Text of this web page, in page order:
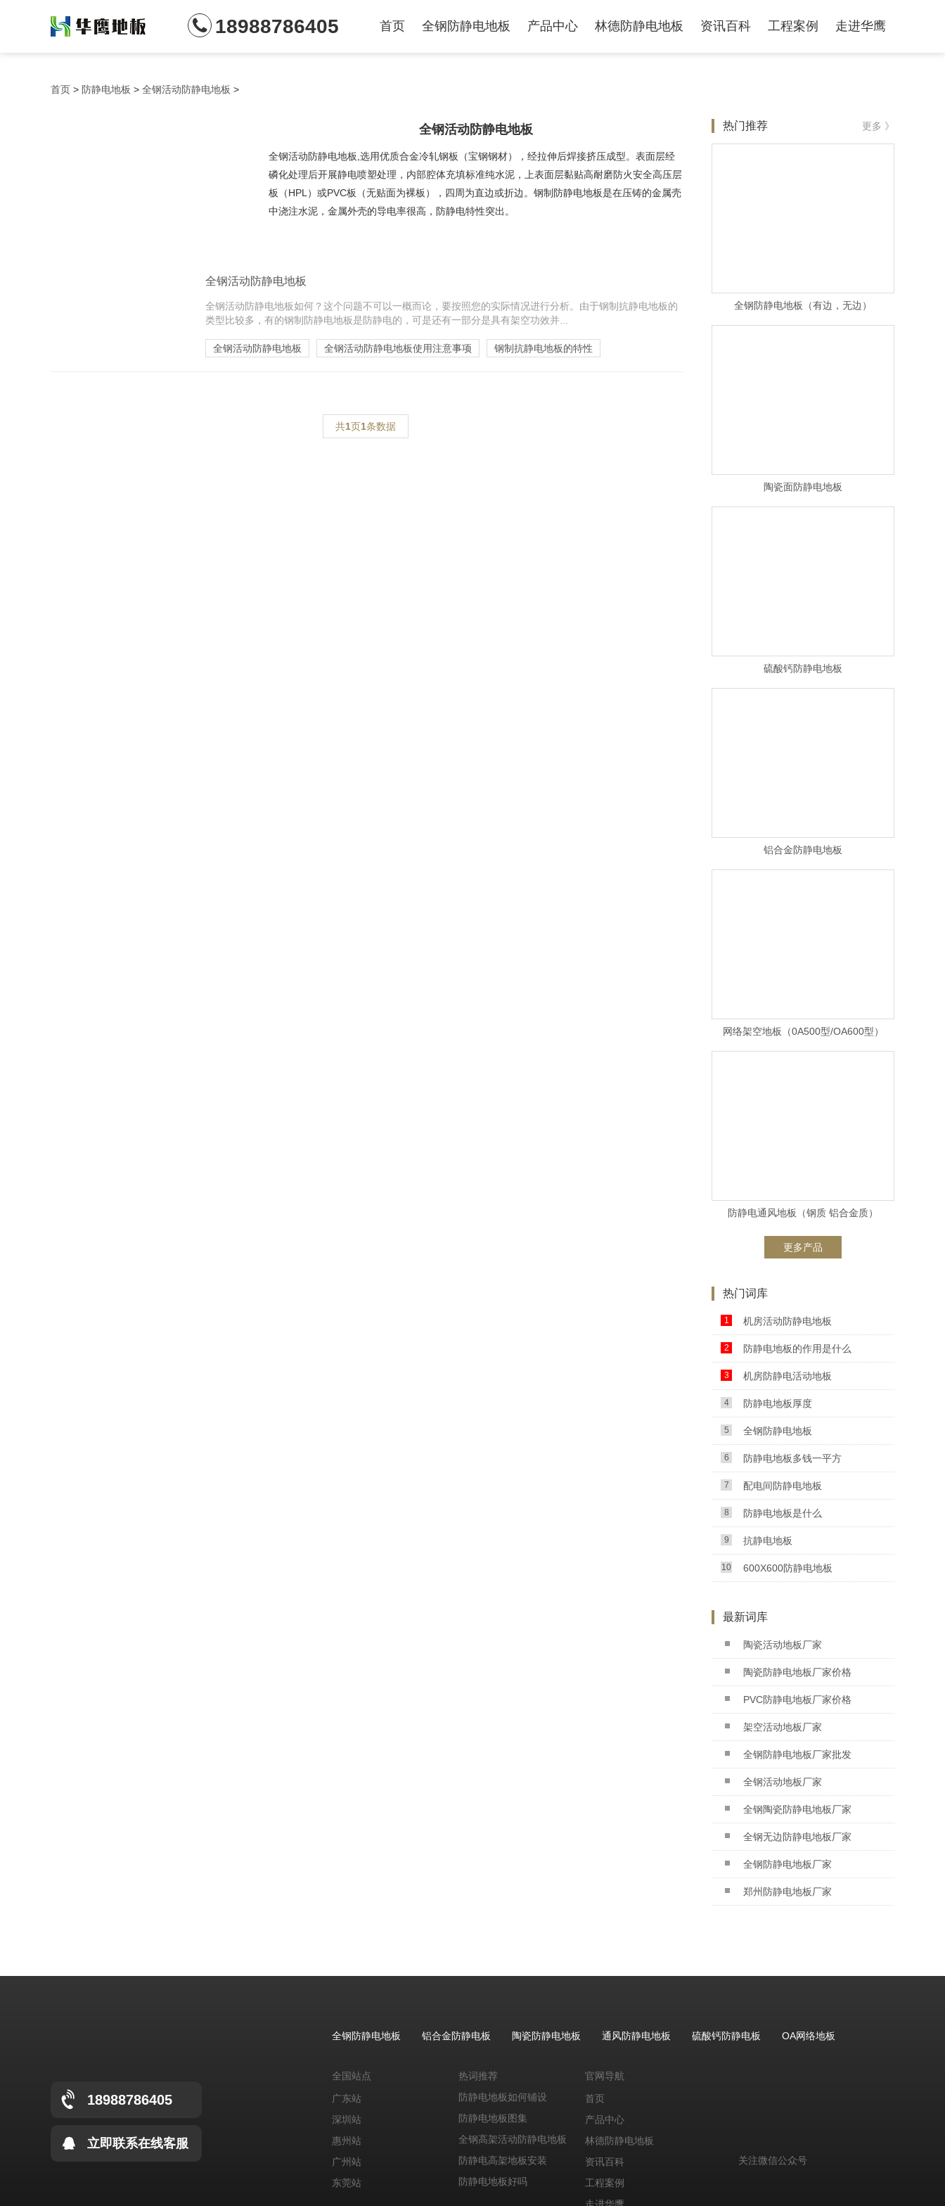
18988786405 首页 全钢防静电地板 产品中心 林德防静电地板 资讯百科 工程案例 走进华鹰
首页 > 防静电地板 > 全钢活动防静电地板 >
全钢活动防静电地板
全钢活动防静电地板,选用优质合金冷轧钢板（宝钢钢材），经拉伸后焊接挤压成型。表面层经
磷化处理后开展静电喷塑处理，内部腔体充填标准纯水泥，上表面层黏贴高耐磨防火安全高压层
板（HPL）或PVC板（无贴面为裸板），四周为直边或折边。钢制防静电地板是在压铸的金属壳
中浇注水泥，金属外壳的导电率很高，防静电特性突出。
全钢活动防静电地板
全钢活动防静电地板如何？这个问题不可以一概而论，要按照您的实际情况进行分析。由于钢制抗静电地板的
类型比较多，有的钢制防静电地板是防静电的，可是还有一部分是具有架空功效并...
全钢活动防静电地板 全钢活动防静电地板使用注意事项 钢制抗静电地板的特性
共1页1条数据
热门推荐 更多 》
全钢防静电地板（有边，无边）
陶瓷面防静电地板
硫酸钙防静电地板
铝合金防静电地板
网络架空地板（0A500型/OA600型）
防静电通风地板（钢质 铝合金质）
更多产品
热门词库
1 机房活动防静电地板
2 防静电地板的作用是什么
3 机房防静电活动地板
4 防静电地板厚度
5 全钢防静电地板
6 防静电地板多钱一平方
7 配电间防静电地板
8 防静电地板是什么
9 抗静电地板
10 600X600防静电地板
最新词库
陶瓷活动地板厂家
陶瓷防静电地板厂家价格
PVC防静电地板厂家价格
架空活动地板厂家
全钢防静电地板厂家批发
全钢活动地板厂家
全钢陶瓷防静电地板厂家
全钢无边防静电地板厂家
全钢防静电地板厂家
郑州防静电地板厂家
18988786405
立即联系在线客服
全钢防静电地板 铝合金防静电板 陶瓷防静电地板 通风防静电地板 硫酸钙防静电板 OA网络地板
全国站点
广东站
深圳站
惠州站
广州站
东莞站
热词推荐
官网导航
首页
产品中心
林德防静电地板
资讯百科
工程案例
关注微信公众号